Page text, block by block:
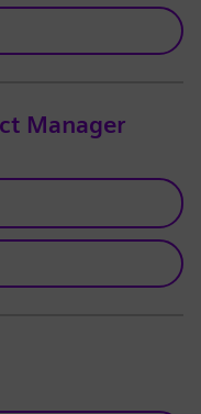
Manager